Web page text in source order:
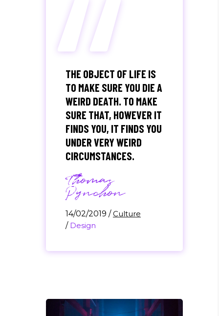
THE OBJECT OF LIFE IS
TO MAKE SURE YOU DIE A
WEIRD DEATH. TO MAKE
SURE THAT, HOWEVER IT
FINDS YOU, IT FINDS YOU
UNDER VERY WEIRD
CIRCUMSTANCES.
Thomas
Pynchon
14/02/2019 /Culture
/ Design
“